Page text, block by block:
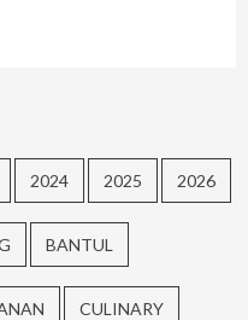
2024 2025 2026
BANTUL
CULINARY